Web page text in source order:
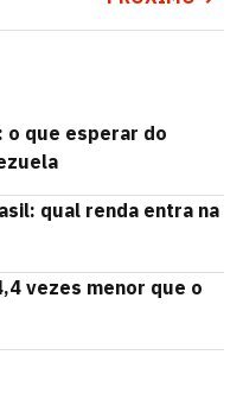
o que esperar do
qual renda entra na
vezes menor que o